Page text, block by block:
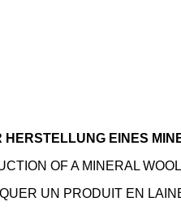
EINES
OF A MINERAL
UN PRODUIT EN